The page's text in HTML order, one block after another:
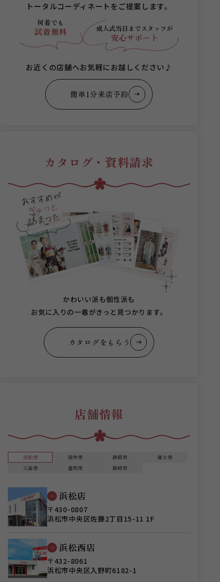
トータルコーディネートをご提案します。
何着でも
試着無料 成人式当日までスタッフが
安心サポート
お近くの店舗へお気軽にお越しください♪
簡単1分来店予約
カタログ・資料請求
かわいい派も個性派も
お気に入りの一着がきっと見つかります。
カタログをもらう
店舗情報
浜松市 袋井市 静岡市
富士市
三島市
豊明市 岡崎市
浜松店
〒430-0807
浜松市中央区佐藤2丁目15-11 1F
浜松西店
〒432-8061
浜松市中央区入野町6182-1